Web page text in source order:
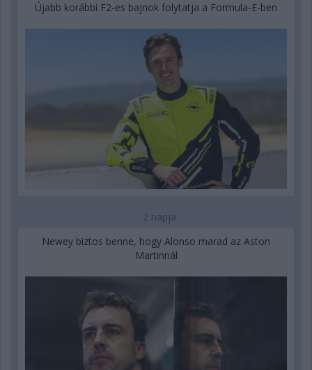
Újabb korábbi F2-es bajnok folytatja a Formula-E-ben
2 napja
Newey biztos benne, hogy Alonso marad az Aston
Martinnál